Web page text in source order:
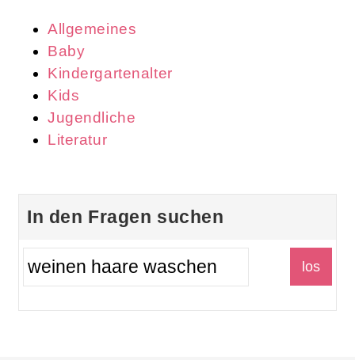
Allgemeines
Baby
Kindergartenalter
Kids
Jugendliche
Literatur
In den Fragen suchen